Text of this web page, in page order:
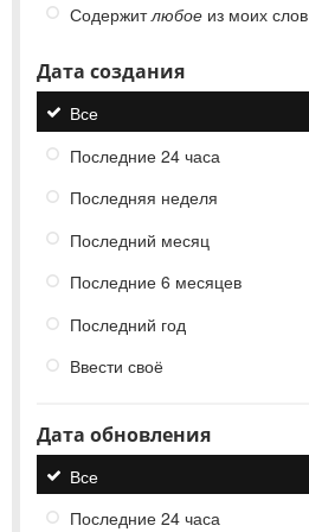
Содержитлюбое из моих слов
Дата создания
Все
Последние 24 часа
Последняя неделя
Последний месяц
Последние 6 месяцев
Последний год
Ввести своё
Дата обновления
Все
Последние 24 часа